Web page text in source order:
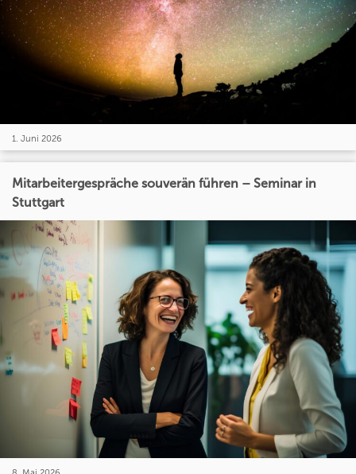
1. Juni 2026
Mitarbeitergespräche souverän führen – Seminar in
Stuttgart